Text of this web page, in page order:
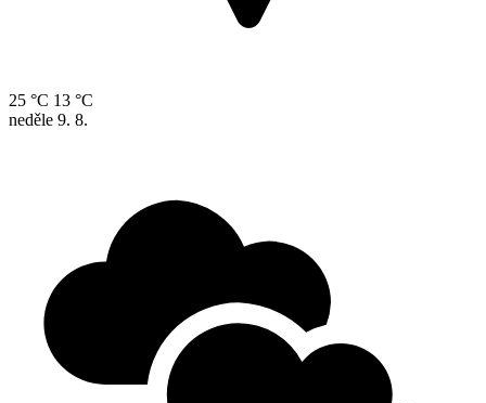
25 °C 13 °C
neděle 9. 8.